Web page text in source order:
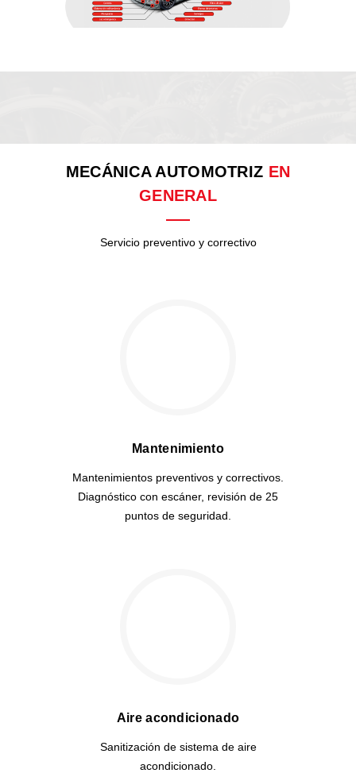
MECÁNICA AUTOMOTRIZ EN
GENERAL
Servicio preventivo y correctivo
Mantenimiento
Mantenimientos preventivos y correctivos.
Diagnóstico con escáner, revisión de 25
puntos de seguridad.
Aire acondicionado
Sanitización de sistema de aire
acondicionado.